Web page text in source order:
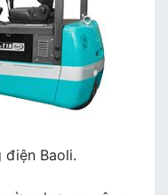
điện Baoli.